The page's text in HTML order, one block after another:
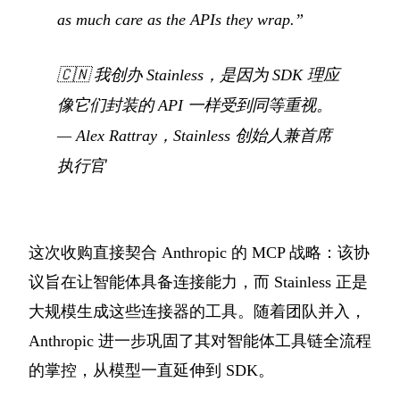
as much care as the APIs they wrap.”
🇨🇳我创办 Stainless，是因为 SDK 理应
像它们封装的 API 一样受到同等重视。
— Alex Rattray，Stainless 创始人兼首席
执行官
这次收购直接契合 Anthropic 的 MCP 战略：该协
议旨在让智能体具备连接能力，而 Stainless 正是
大规模生成这些连接器的工具。随着团队并入，
Anthropic 进一步巩固了其对智能体工具链全流程
的掌控，从模型一直延伸到 SDK。